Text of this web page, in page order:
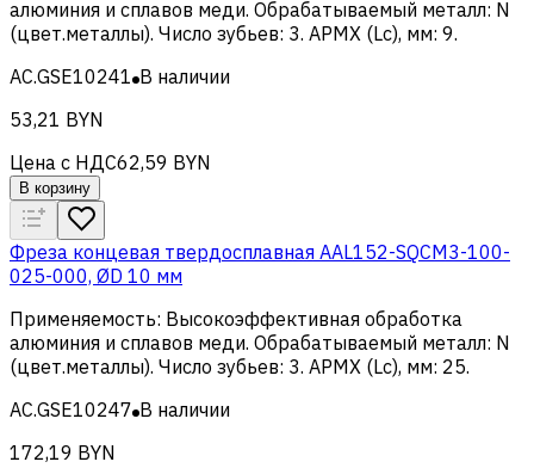
алюминия и сплавов меди. Обрабатываемый металл: N
(цвет.металлы). Число зубьев: 3. APMX (Lc), мм: 9.
AC.GSE10241 В наличии
53,21 BYN
Цена с НДС62,59 BYN
В корзину
Фреза концевая твердосплавная AAL152-SQCM3-100-
025-000, ØD 10 мм
Применяемость: Высокоэффективная обработка
алюминия и сплавов меди. Обрабатываемый металл: N
(цвет.металлы). Число зубьев: 3. APMX (Lc), мм: 25.
AC.GSE10247 В наличии
172,19 BYN